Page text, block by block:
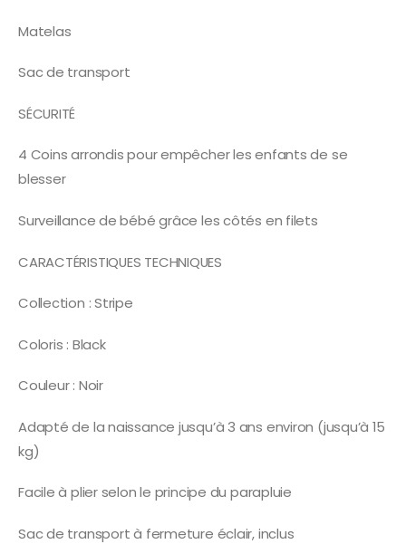
Matelas
Sac de transport
SÉCURITÉ
4 Coins arrondis pour empêcher les enfants de se
blesser
Surveillance de bébé grâce les côtés en filets
CARACTÉRISTIQUES TECHNIQUES
Collection : Stripe
Coloris : Black
Couleur : Noir
Adapté de la naissance jusqu’à 3 ans environ (jusqu’à 15
kg)
Facile à plier selon le principe du parapluie
Sac de transport à fermeture éclair, inclus